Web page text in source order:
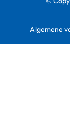
Algemene